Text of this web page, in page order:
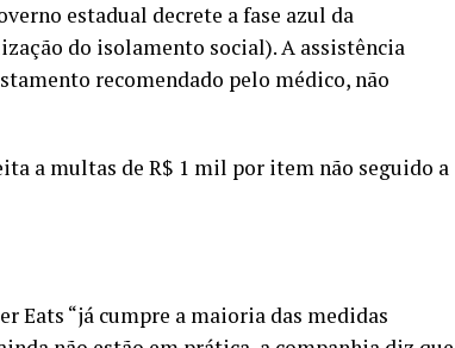
estadual decrete a fase azul da
do isolamento social). A assistência
recomendado pelo médico, não
a multas de R$ 1 mil por item não seguido a
Eats “já cumpre a maioria das medidas